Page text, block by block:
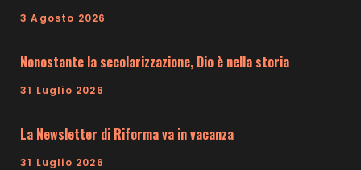
3 Agosto 2026
Nonostante la secolarizzazione, Dio è nella storia
31 Luglio 2026
La Newsletter di Riforma va in vacanza
31 Luglio 2026